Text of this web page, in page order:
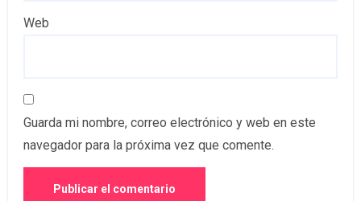
Web
Guarda mi nombre, correo electrónico y web en este
navegador para la próxima vez que comente.